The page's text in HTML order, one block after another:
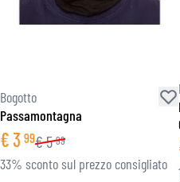
Bogotto
Passamontagna
€3 99€5 99
33% sconto sul prezzo consigliato